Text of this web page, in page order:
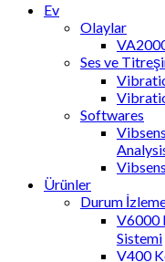
Ev
Olaylar
Ses ve
Softwares
Ürünler
Durum
V6000
Sistemi
V400